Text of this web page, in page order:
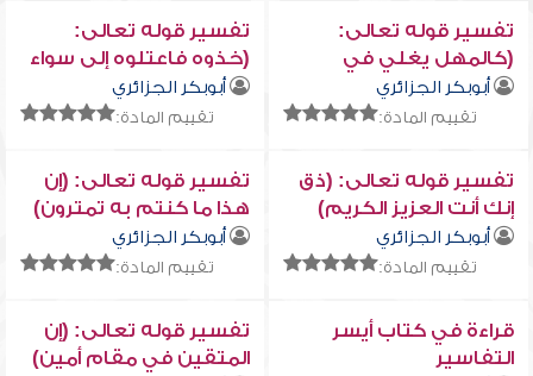
تفسير قوله تعالى:
(كالمهل يغلي في
البطون * كغلي الحميم)
أبوبكر الجزائري
تقييم المادة:
تفسير قوله تعالى:
(خذوه فاعتلوه إلى سواء
الجحيم ...)
أبوبكر الجزائري
تقييم المادة:
تفسير قوله تعالى: (ذق
إنك أنت العزيز الكريم)
أبوبكر الجزائري
تقييم المادة:
تفسير قوله تعالى: (إن
هذا ما كنتم به تمترون)
أبوبكر الجزائري
تقييم المادة:
قراءة في كتاب أيسر
التفاسير
تفسير قوله تعالى: (إن
المتقين في مقام أمين)